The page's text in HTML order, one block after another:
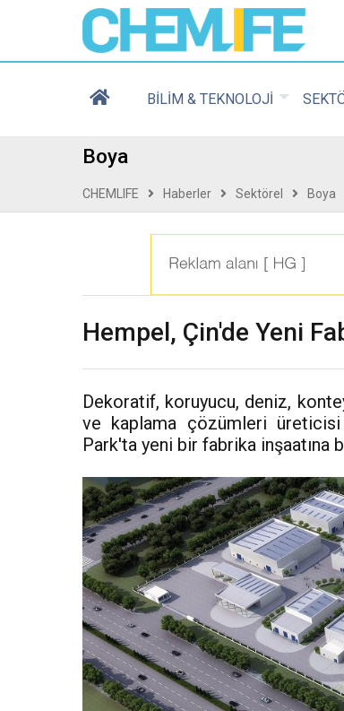
Chemlife - Basılı
BİLİM & TEKNOLOJİ
Boya
CHEMLIFE Haberler Sektörel Boya
Hempel, Çin'de Yeni
Dekoratif, koruyucu, deniz,
ve kaplama çözümleri üreticisi
Park'ta yeni bir fabrika inşaatına